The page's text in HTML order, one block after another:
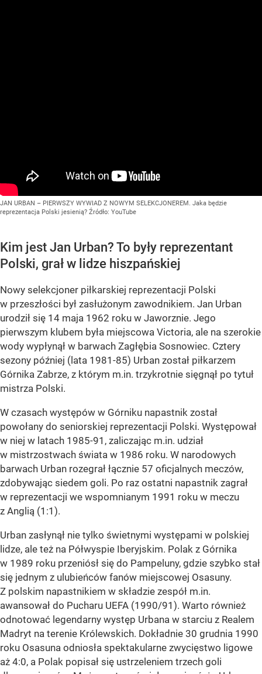
JAN URBAN – PIERWSZY WYWIAD Z NOWYM SELEKCJONEREM. Jaka będzie
reprezentacja Polski jesienią? Źródło: YouTube
Kim jest Jan Urban? To były reprezentant
Polski, grał w lidze hiszpańskiej
Nowy selekcjoner piłkarskiej reprezentacji Polski
w przeszłości był zasłużonym zawodnikiem. Jan Urban
urodził się 14 maja 1962 roku w Jaworznie. Jego
pierwszym klubem była miejscowa Victoria, ale na szerokie
wody wypłynął w barwach Zagłębia Sosnowiec. Cztery
sezony później (lata 1981-85) Urban został piłkarzem
Górnika Zabrze, z którym m.in. trzykrotnie sięgnął po tytuł
mistrza Polski.
W czasach występów w Górniku napastnik został
powołany do seniorskiej reprezentacji Polski. Występował
w niej w latach 1985-91, zaliczając m.in. udział
w mistrzostwach świata w 1986 roku. W narodowych
barwach Urban rozegrał łącznie 57 oficjalnych meczów,
zdobywając siedem goli. Po raz ostatni napastnik zagrał
w reprezentacji we wspomnianym 1991 roku w meczu
z Anglią (1:1).
Urban zasłynął nie tylko świetnymi występami w polskiej
lidze, ale też na Półwyspie Iberyjskim. Polak z Górnika
w 1989 roku przeniósł się do Pampeluny, gdzie szybko stał
się jednym z ulubieńców fanów miejscowej Osasuny.
Z polskim napastnikiem w składzie zespół m.in.
awansował do Pucharu UEFA (1990/91). Warto również
odnotować legendarny występ Urbana w starciu z Realem
Madryt na terenie Królewskich. Dokładnie 30 grudnia 1990
roku Osasuna odniosła spektakularne zwycięstwo ligowe
aż 4:0, a Polak popisał się ustrzeleniem trzech goli